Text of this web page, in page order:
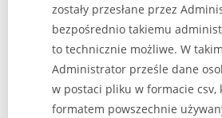
zostały przesłane przez
bezpośrednio takiemu
to technicznie możliwe. W
Administrator prześle dane
w postaci pliku w formacie csv,
formatem powszechnie